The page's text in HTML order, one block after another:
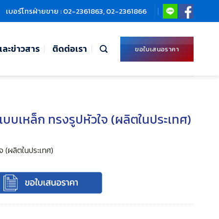
เบอร์โทรฝ่ายขาย : 02-2361863, 02-2361866
ะข่าวสาร ติดต่อเรา ขอใบเสนอราคา
เหล็ก ทรงรูปหัวใจ (ผลิตในประเทศ)
(ผลิตในประเทศ)